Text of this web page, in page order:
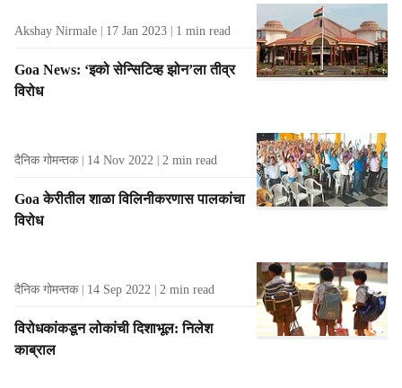
Akshay Nirmale 17 Jan 2023 1 min read
Goa News: ‘इको सेन्सिटिव्ह झोन’ला तीव्र
विरोध
दैनिक गोमन्तक 14 Nov 2022 2 min read
Goa केरीतील शाळा विलिनीकरणास पालकांचा
विरोध
दैनिक गोमन्तक 14 Sep 2022 2 min read
विरोधकांकडून लोकांची दिशाभूल: निलेश
काब्राल